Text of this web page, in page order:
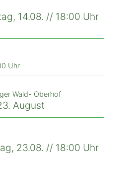
14.08. // 18:00 Uhr
Uhr
Wald- Oberhof
August
23.08. // 18:00 Uhr